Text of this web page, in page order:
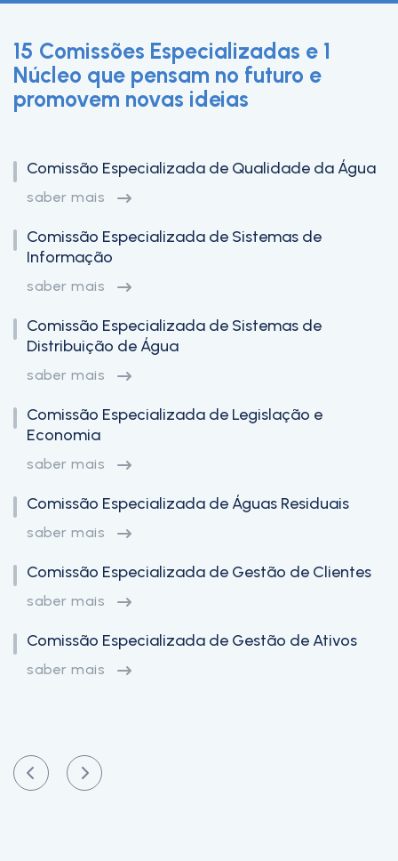
15 Comissões Especializadas e 1
Núcleo que pensam no futuro e
promovem novas ideias
Comissão Especializada de Qualidade da Água
saber mais
Comissão Especializada de Sistemas de
Informação
saber mais
Comissão Especializada de Sistemas de
Distribuição de Água
saber mais
Comissão Especializada de Legislação e
Economia
saber mais
Comissão Especializada de Águas Residuais
saber mais
Comissão Especializada de Gestão de Clientes
saber mais
Comissão Especializada de Gestão de Ativos
saber mais